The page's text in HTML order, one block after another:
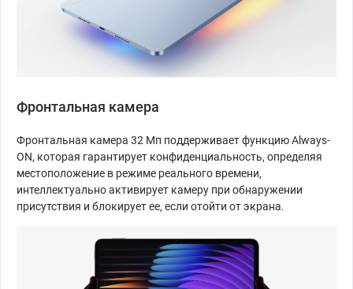
Фронтальная камера
Фронтальная камера 32 Мп поддерживает функцию Always-
ON, которая гарантирует конфиденциальность, определяя
местоположение в режиме реального времени,
интеллектуально активирует камеру при обнаружении
присутствия и блокирует ее, если отойти от экрана.